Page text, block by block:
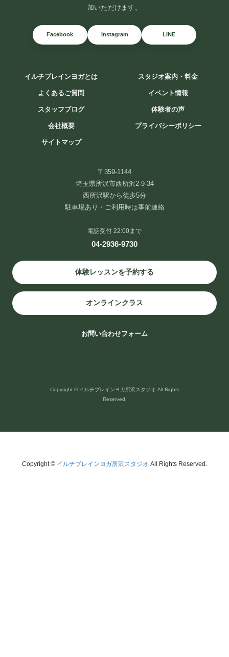
加いただけます。
Facebook Instagram LINE
イルチブレインヨガとは スタジオ案内・料金
よくあるご質問 イベント情報
スタッフブログ 体験者の声
会社概要 プライバシーポリシー
サイトマップ
〒359-1144
埼玉県所沢市西所沢2-9-34
西所沢駅から徒歩5分
駐車場あり・ご利用時は事前連絡
電話受付 22:00まで
04-2936-9730
体験レッスンを予約する
オンラインクラス
お問い合わせフォーム
Copyright © イルチブレインヨガ所沢スタジオ All Rights
Reserved.
Copyright © イルチブレインヨガ所沢スタジオ All Rights Reserved.